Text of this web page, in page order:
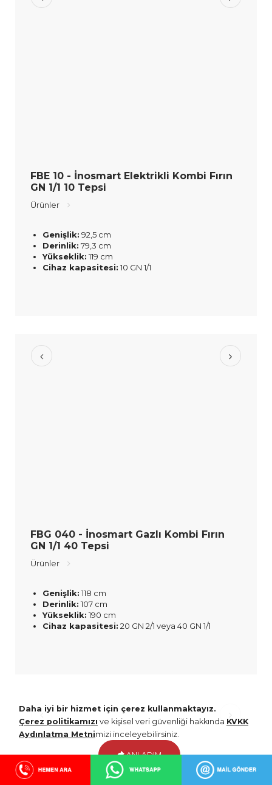
FBE 10 - İnosmart Elektrikli Kombi Fırın
GN 1/1 10 Tepsi
Ürünler
Genişlik: 92,5 cm
Derinlik: 79,3 cm
Yükseklik: 119 cm
Cihaz kapasitesi: 10 GN 1/1
FBG 040 - İnosmart Gazlı Kombi Fırın
GN 1/1 40 Tepsi
Ürünler
Genişlik: 118 cm
Derinlik: 107 cm
Yükseklik: 190 cm
Cihaz kapasitesi: 20 GN 2/1 veya 40 GN 1/1
Hemen Arayın! WhatsApp'tan Ulaşın! Mail Gönder
Daha iyi bir hizmet için çerez kullanmaktayız.
Çerez politikamızı ve kişisel veri güvenliği hakkında KVKK
Aydınlatma Metnimizi inceleyebilirsiniz.
ANLADIM